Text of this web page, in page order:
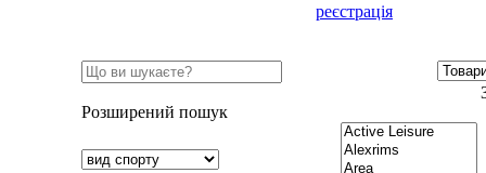
реєстрація
Розширений пошук